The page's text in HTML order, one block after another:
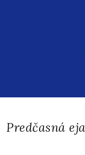
Predčasná